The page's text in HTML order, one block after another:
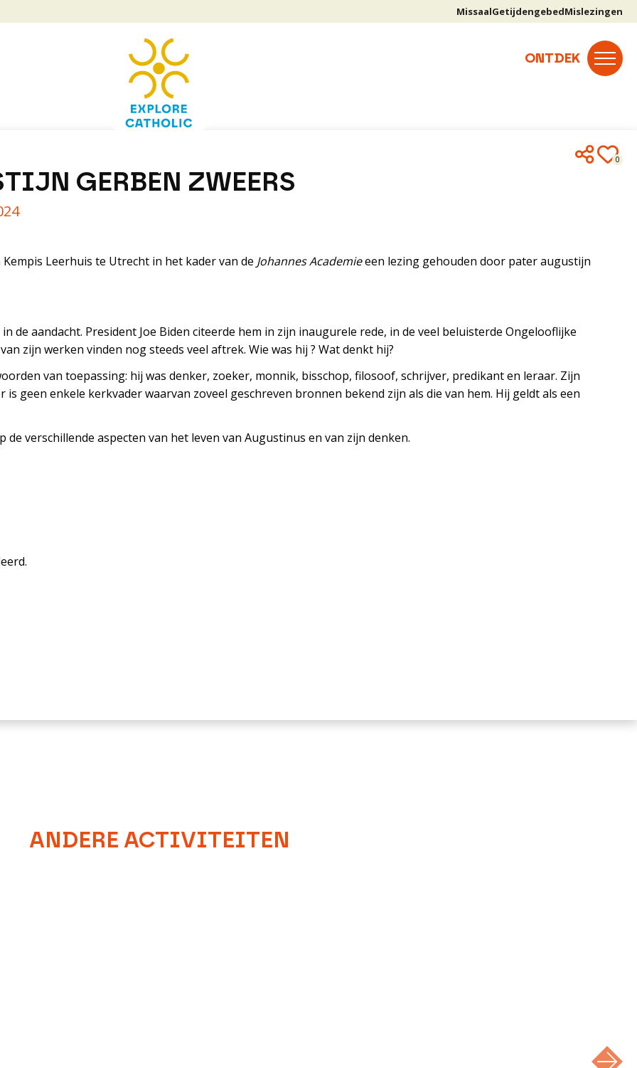
MissaalGetijdengebedMislezingen
0
GERBEN ZWEERS
Leerhuis te Utrecht in het kader van de Johannes Academieeen lezing gehouden door pater augustijn
aandacht. President Joe Biden citeerde hem in zijn inaugurele rede, in de veel beluisterde Ongelooflijke
zijn werken vinden nog steeds veel aftrek. Wie was hij ? Wat denkt hij?
van toepassing: hij was denker, zoeker, monnik, bisschop, filosoof, schrijver, predikant en leraar. Zijn
geen enkele kerkvader waarvan zoveel geschreven bronnen bekend zijn als die van hem. Hij geldt als een
verschillende aspecten van het leven van Augustinus en van zijn denken.
ANDERE ACTIVITEITEN